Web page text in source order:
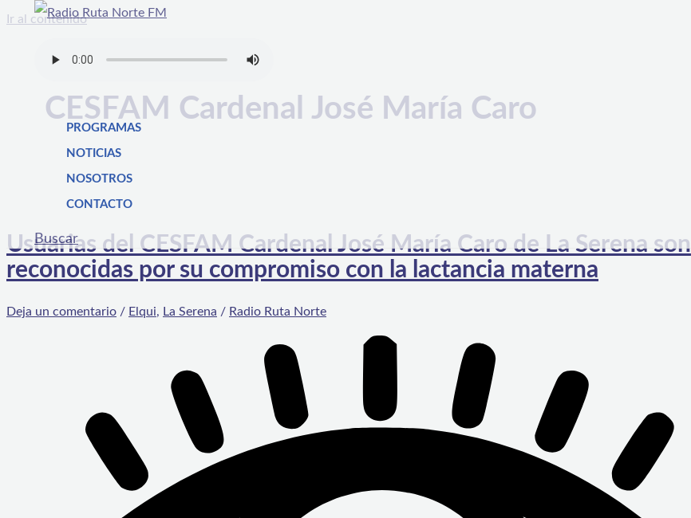
Ir al contenido
PROGRAMAS
NOTICIAS
NOSOTROS
CONTACTO
Buscar
CESFAM Cardenal José María Caro
Usuarias del CESFAM Cardenal José María Caro de La Serena son
reconocidas por su compromiso con la lactancia materna
Deja un comentario / Elqui, La Serena / Radio Ruta Norte